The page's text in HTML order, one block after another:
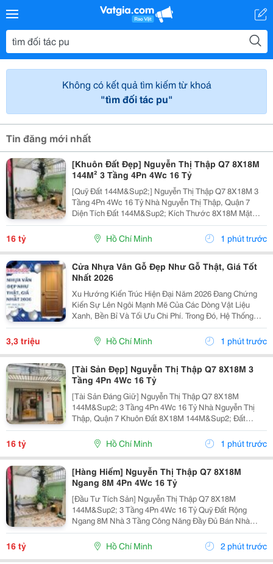
Không có kết quả tìm kiếm từ khoá
"tìm đối tác pu"
Tin đăng mới nhất
[Khuôn Đất Đẹp] Nguyễn Thị Thập Q7 8X18M
144M² 3 Tầng 4Pn 4Wc 16 Tỷ
[Quỹ Đất 144M&Sup2;] Nguyễn Thị Thập Q7 8X18M 3
Tầng 4Pn 4Wc 16 Tỷ Nhà Nguyễn Thị Thập, Quận 7
Diện Tích Đất 144M&Sup2; Kích Thước 8X18M Mặt
Ngang 8M Kết Cấu 3 Tầng 4 Phòng Ngủ &Ndash; 4
Toilet. Thông Tin Nhanh 8X18M 144M&Sup2; Đất Ngang
16 tỷ Hồ Chí Minh 1 phút trước
Cửa Nhựa Vân Gỗ Đẹp Như Gỗ Thật, Giá Tốt
Nhất 2026
Xu Hướng Kiến Trúc Hiện Đại Năm 2026 Đang Chứng
Kiến Sự Lên Ngôi Mạnh Mẽ Của Các Dòng Vật Liệu
Xanh, Bền Bỉ Và Tối Ưu Chi Phí. Trong Đó, Hệ Thống
Cửa Nhựa Vân Gỗ Chính Là Sự Lựa Chọn Hàng Đầu Để
Thay Thế Cửa Gỗ Tự Nhiên Truyền Thống. Với Công
Nghệ...
3,3 triệu Hồ Chí Minh 1 phút trước
[Tài Sản Đẹp] Nguyễn Thị Thập Q7 8X18M 3
Tầng 4Pn 4Wc 16 Tỷ
[Tài Sản Đáng Giữ] Nguyễn Thị Thập Q7 8X18M
144M&Sup2; 3 Tầng 4Pn 4Wc 16 Tỷ Nhà Nguyễn Thị
Thập, Quận 7 Khuôn Đất 8X18M 144M&Sup2; Đất
Ngang 8M Nhà 3 Tầng 4 Phòng Ngủ &Ndash; 4 Toilet.
Thông Số 8X18M 144M&Sup2; Ngang 8M 3 Tầng 4Pn
4Wc. Điểm Đáng...
16 tỷ Hồ Chí Minh 1 phút trước
[Hàng Hiếm] Nguyễn Thị Thập Q7 8X18M
Ngang 8M 4Pn 4Wc 16 Tỷ
[Đầu Tư Tích Sản] Nguyễn Thị Thập Q7 8X18M
144M&Sup2; 3 Tầng 4Pn 4Wc 16 Tỷ Quỹ Đất Rộng
Ngang 8M Nhà 3 Tầng Công Năng Đầy Đủ Bán Nhà
Nguyễn Thị Thập, Quận 7 Khuôn Đất 8X18M, Tổng Diện
Tích 144M&Sup2; Ngang 8M Kết Cấu 3 Tầng 4 Phòng
Ngủ &Ndash; 4...
16 tỷ Hồ Chí Minh 2 phút trước